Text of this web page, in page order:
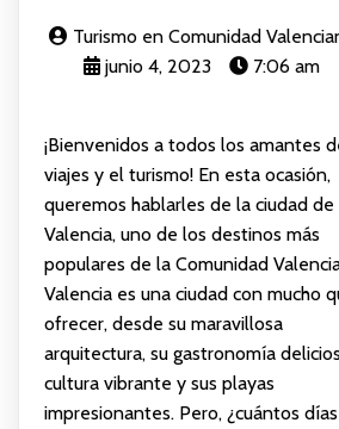
Turismo en Comunidad
junio 4, 2023
7:06 am
¡Bienvenidos a todos los amantes
viajes y el turismo! En esta ocasión,
queremos hablarles de la ciudad de
Valencia, uno de los destinos más
populares de la Comunidad
Valencia es una ciudad con mucho
ofrecer, desde su maravillosa
arquitectura, su gastronomía
cultura vibrante y sus playas
impresionantes. Pero, ¿cuántos días